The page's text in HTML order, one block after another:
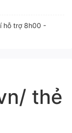
hỗ trợ 8h00 -
thẻ